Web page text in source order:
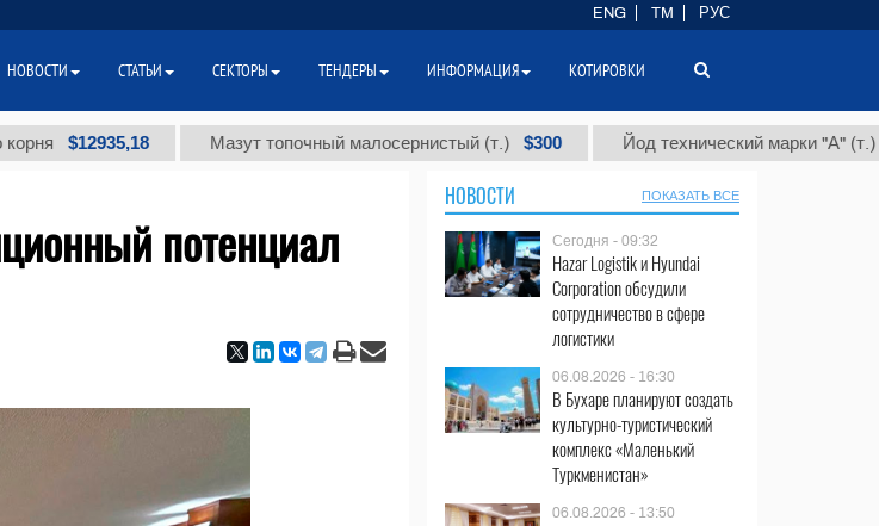
Мазут топочный малосернистый (т.) $300 Йод технический марки "А" (т.) $86
потенциал
НОВОСТИ ПОКАЗАТЬ ВСЕ
Сегодня - 09:32
Hazar Logistik и Hyundai
Corporation обсудили
сотрудничество в сфере
логистики
06.08.2026 - 16:30
В Бухаре планируют создать
культурно-туристический
комплекс «Маленький
Туркменистан»
06.08.2026 - 13:50
ENG TM РУС
НОВОСТИ СТАТЬИ СЕКТОРЫ ТЕНДЕРЫ ИНФОРМАЦИЯ КОТИРОВКИ